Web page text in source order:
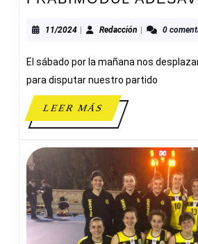
11/202411/2024Redacción Redacción
0
El sábado por la mañana nos
para disputar nuestro partido
LEER MÁSLEER
MÁS